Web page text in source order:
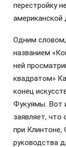
перестройку
американской
Одним словом,
названием
ней
квадратом»
конец
Фукуямы. Вот
заявляет, что
при Клинтоне,
руководства